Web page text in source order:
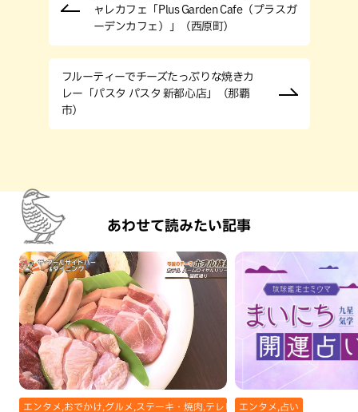
ャレカフェ「Plus Garden Cafe（プラスガ
ーデンカフェ）」（西原町）
フルーティーでチーズたっぷりな焼きカ
レー「パスタ パスタ 新都心店」（那覇
市）
あわせて読みたい記事
エンタメ,おでかけ,グルメ,ステーキ・焼肉,テレビ,ホテル,地域,本島南部,那覇市
エンタメ,占い